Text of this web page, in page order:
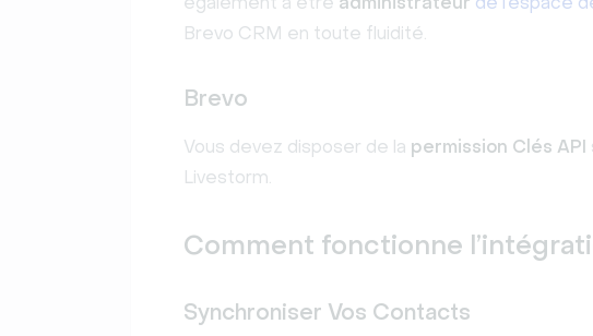
Brevo CRM en toute fluidité.
Brevo
Vous devez disposer de la permission Clés API
Livestorm.
Comment fonctionne
Synchroniser Vos Contacts